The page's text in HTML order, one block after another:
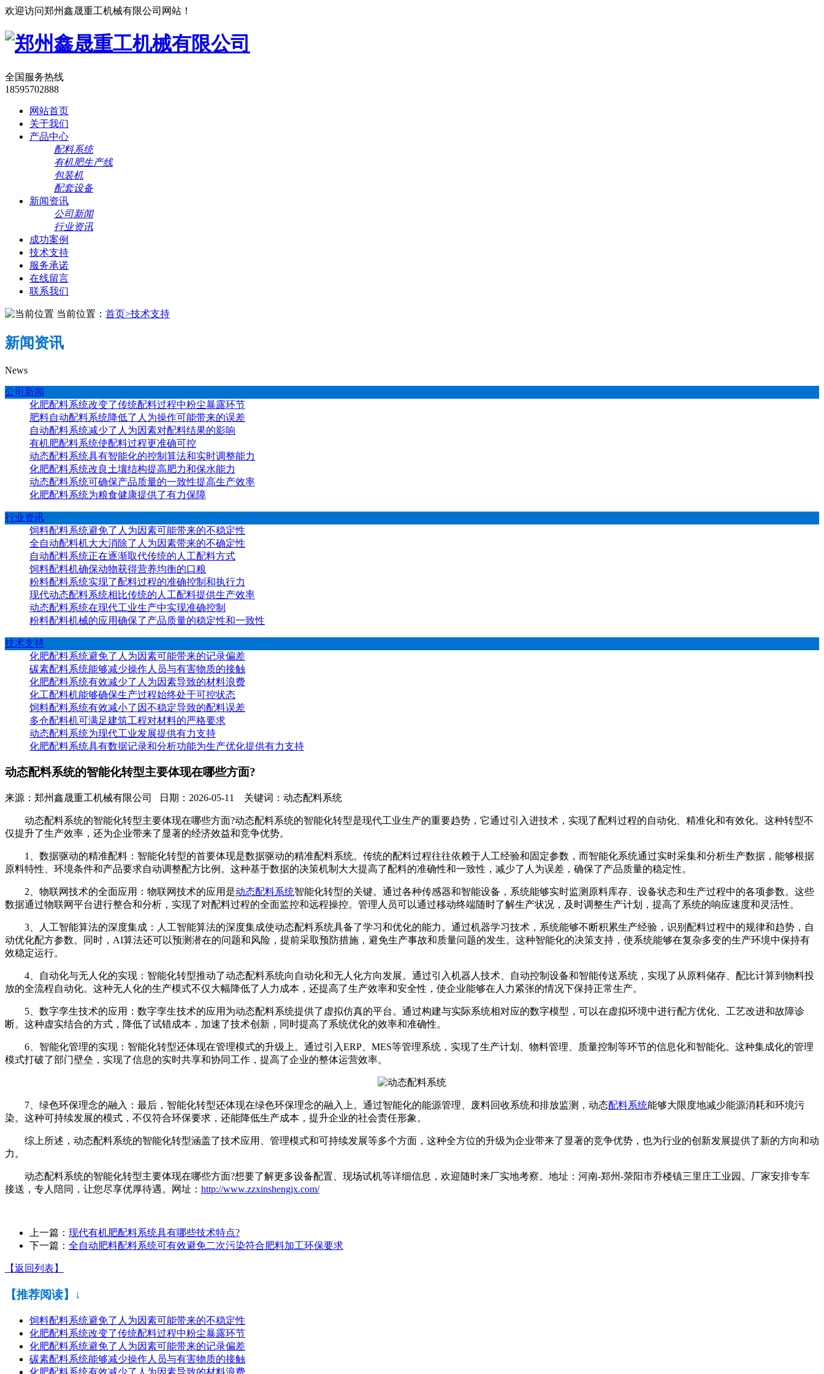
欢迎访问郑州鑫晟重工机械有限公司网站！
全国服务热线
18595702888
网站首页
关于我们
产品中心
配料系统
有机肥生产线
包装机
配套设备
新闻资讯
公司新闻
行业资讯
成功案例
技术支持
服务承诺
在线留言
联系我们
当前位置： 首页>技术支持
新闻资讯
News
公司新闻
化肥配料系统改变了传统配料过程中粉尘暴露环节
肥料自动配料系统降低了人为操作可能带来的误差
自动配料系统减少了人为因素对配料结果的影响
有机肥配料系统使配料过程更准确可控
动态配料系统具有智能化的控制算法和实时调整能力
化肥配料系统改良土壤结构提高肥力和保水能力
动态配料系统可确保产品质量的一致性提高生产效率
化肥配料系统为粮食健康提供了有力保障
行业资讯
饲料配料系统避免了人为因素可能带来的不稳定性
全自动配料机大大消除了人为因素带来的不确定性
自动配料系统正在逐渐取代传统的人工配料方式
饲料配料机确保动物获得营养均衡的口粮
粉料配料系统实现了配料过程的准确控制和执行力
现代动态配料系统相比传统的人工配料提供生产效率
动态配料系统在现代工业生产中实现准确控制
粉料配料机械的应用确保了产品质量的稳定性和一致性
技术支持
化肥配料系统避免了人为因素可能带来的记录偏差
碳素配料系统能够减少操作人员与有害物质的接触
化肥配料系统有效减少了人为因素导致的材料浪费
化工配料机能够确保生产过程始终处于可控状态
饲料配料系统有效减小了因不稳定导致的配料误差
多仓配料机可满足建筑工程对材料的严格要求
动态配料系统为现代工业发展提供有力支持
化肥配料系统具有数据记录和分析功能为生产优化提供有力支持
动态配料系统的智能化转型主要体现在哪些方面?
来源：郑州鑫晟重工机械有限公司 日期：2026-05-11 关键词：动态配料系统
动态配料系统的智能化转型主要体现在哪些方面?动态配料系统的智能化转型是现代工业生产的重要趋势，它通过引入进技术，实现了配料过程的自动化、精准化和有效化。这种转型不
仅提升了生产效率，还为企业带来了显著的经济效益和竞争优势。
1、数据驱动的精准配料：智能化转型的首要体现是数据驱动的精准配料系统。传统的配料过程往往依赖于人工经验和固定参数，而智能化系统通过实时采集和分析生产数据，能够根据
原料特性、环境条件和产品要求自动调整配方比例。这种基于数据的决策机制大大提高了配料的准确性和一致性，减少了人为误差，确保了产品质量的稳定性。
2、物联网技术的全面应用：物联网技术的应用是动态配料系统智能化转型的关键。通过各种传感器和智能设备，系统能够实时监测原料库存、设备状态和生产过程中的各项参数。这些
数据通过物联网平台进行整合和分析，实现了对配料过程的全面监控和远程操控。管理人员可以通过移动终端随时了解生产状况，及时调整生产计划，提高了系统的响应速度和灵活性。
3、人工智能算法的深度集成：人工智能算法的深度集成使动态配料系统具备了学习和优化的能力。通过机器学习技术，系统能够不断积累生产经验，识别配料过程中的规律和趋势，自
动优化配方参数。同时，AI算法还可以预测潜在的问题和风险，提前采取预防措施，避免生产事故和质量问题的发生。这种智能化的决策支持，使系统能够在复杂多变的生产环境中保持有
效稳定运行。
4、自动化与无人化的实现：智能化转型推动了动态配料系统向自动化和无人化方向发展。通过引入机器人技术、自动控制设备和智能传送系统，实现了从原料储存、配比计算到物料投
放的全流程自动化。这种无人化的生产模式不仅大幅降低了人力成本，还提高了生产效率和安全性，使企业能够在人力紧张的情况下保持正常生产。
5、数字孪生技术的应用：数字孪生技术的应用为动态配料系统提供了虚拟仿真的平台。通过构建与实际系统相对应的数字模型，可以在虚拟环境中进行配方优化、工艺改进和故障诊
断。这种虚实结合的方式，降低了试错成本，加速了技术创新，同时提高了系统优化的效率和准确性。
6、智能化管理的实现：智能化转型还体现在管理模式的升级上。通过引入ERP、MES等管理系统，实现了生产计划、物料管理、质量控制等环节的信息化和智能化。这种集成化的管理
模式打破了部门壁垒，实现了信息的实时共享和协同工作，提高了企业的整体运营效率。
7、绿色环保理念的融入：最后，智能化转型还体现在绿色环保理念的融入上。通过智能化的能源管理、废料回收系统和排放监测，动态配料系统能够大限度地减少能源消耗和环境污
染。这种可持续发展的模式，不仅符合环保要求，还能降低生产成本，提升企业的社会责任形象。
综上所述，动态配料系统的智能化转型涵盖了技术应用、管理模式和可持续发展等多个方面，这种全方位的升级为企业带来了显著的竞争优势，也为行业的创新发展提供了新的方向和动
力。
动态配料系统的智能化转型主要体现在哪些方面?想要了解更多设备配置、现场试机等详细信息，欢迎随时来厂实地考察。地址：河南-郑州-荥阳市乔楼镇三里庄工业园。厂家安排专车
接送，专人陪同，让您尽享优厚待遇。网址： http://www.zzxinshengjx.com/
上一篇： 现代有机肥配料系统具有哪些技术特点?
下一篇： 全自动肥料配料系统可有效避免二次污染符合肥料加工环保要求
【返回列表】
【推荐阅读】↓
饲料配料系统避免了人为因素可能带来的不稳定性
化肥配料系统改变了传统配料过程中粉尘暴露环节
化肥配料系统避免了人为因素可能带来的记录偏差
碳素配料系统能够减少操作人员与有害物质的接触
化肥配料系统有效减少了人为因素导致的材料浪费